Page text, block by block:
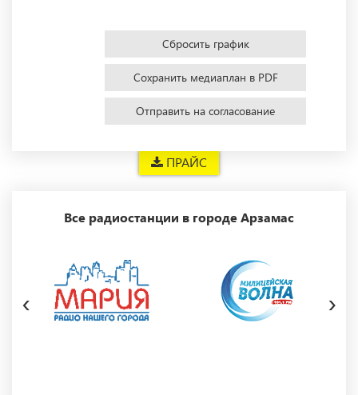
ПРАЙС
Сбросить график
Сохранить медиаплан в PDF
Отправить на согласование
Все радиостанции в городе Арзамас
‹ ›